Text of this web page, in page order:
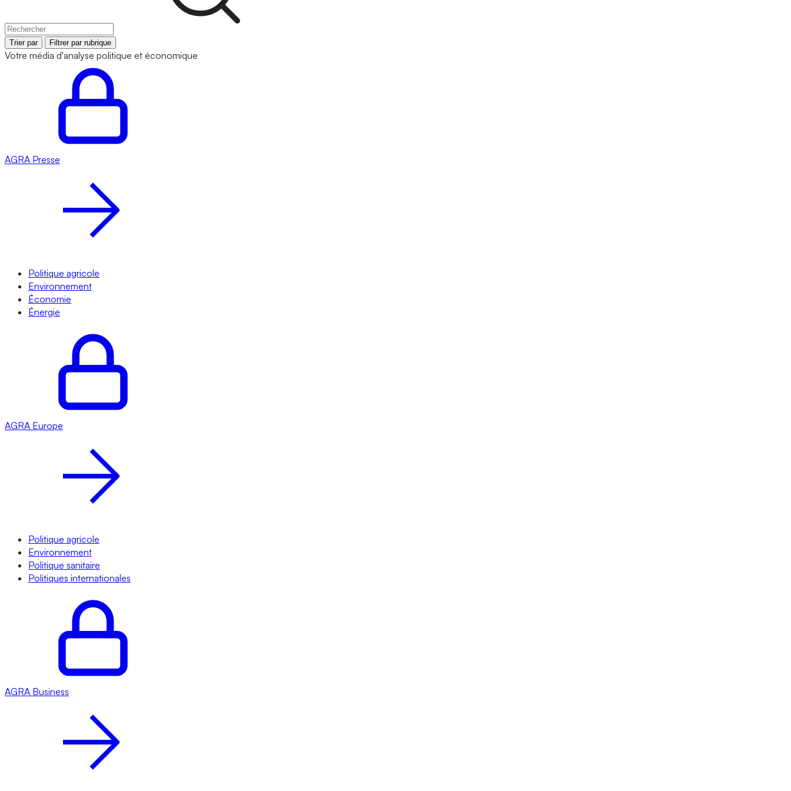
Trier par Filtrer par rubrique
Votre média d'analyse politique et économique
AGRA Presse
Politique agricole
Environnement
Économie
Énergie
AGRA Europe
Politique agricole
Environnement
Politique sanitaire
Politiques internationales
AGRA Business